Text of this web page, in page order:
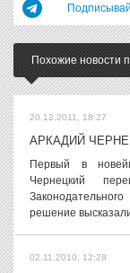
Похожие новости
20.12.2011, 18:27
АРКАДИЙ
Первый в
Чернецкий
решение
02.11.2010, 12:28